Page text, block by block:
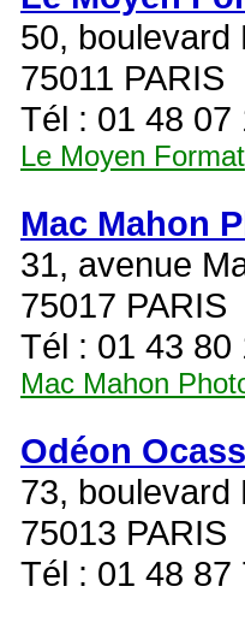
50, boulevard
75011 PARIS
Tél : 01 48 07
Le Moyen Format
Mac Mahon
31, avenue
75017 PARIS
Tél : 01 43 80
Mac Mahon
Odéon
73, boulevard
75013 PARIS
Tél : 01 48 87